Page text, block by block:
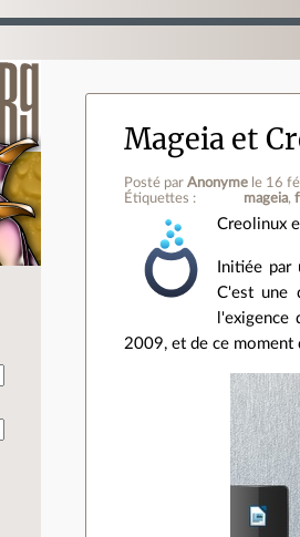
Mageia et
Posté parAnonyme le 16
Étiquettes :
mageia
Creolinux
Initiée par
C'est une
2009, et de ce moment